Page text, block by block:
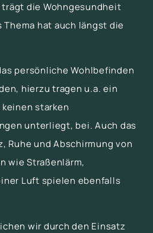
trägt die Wohngesundheit
hat auch längst die
persönliche Wohlbefinden
hierzu tragen u.a. ein
starken
unterliegt, bei. Auch das
Ruhe und Abschirmung von
wie Straßenlärm,
Luft spielen ebenfalls
wir durch den Einsatz